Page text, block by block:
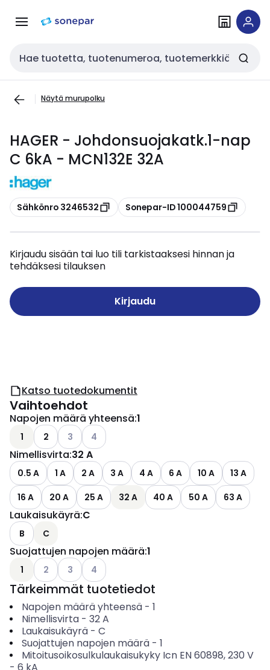
navigointiinsisältöön
Haku
Näytä murupolku
HAGER - Johdonsuojakatk.1-nap
C 6kA - MCN132E 32A
Kopioi
Sähkönro 3246532 Kopioi
Sonepar-ID 100044759
Kirjaudu sisään tai luo tili tarkistaaksesi hinnan ja
tehdäksesi tilauksen
Kirjaudu
Katso tuotedokumentit
Vaihtoehdot
Napojen määrä yhteensä:1
1 2 Katso käytettävissä olevat vaihtoehdot
3 Katso käytettävissä olevat vaihtoehdot
4
Nimellisvirta:32 A
0.5 A 1 A 2 A 3 A 4 A 6 A 10 A
13 A
16 A
20 A 25 A 32 A 40 A 50 A 63 A
Laukaisukäyrä:C
B C
Suojattujen napojen määrä:1
1 Katso käytettävissä olevat vaihtoehdot
2 Katso käytettävissä olevat vaihtoehdot
3 Katso käytettävissä olevat vaihtoehdot
4
Tärkeimmät tuotetiedot
Napojen määrä yhteensä- 1
Nimellisvirta- 32A
Laukaisukäyrä- C
Suojattujen napojen määrä- 1
Mitoitusoikosulkulaukaisukyky Icn EN 60898, 230 V